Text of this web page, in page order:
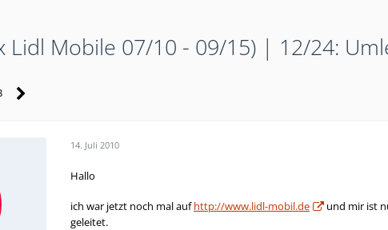
Lidl Mobile 07/10 - 09/15) | 12/24:
14. Juli 2010
Hallo
ich war jetzt noch mal aufhttp://www.lidl-mobil.de
und mir ist
geleitet.